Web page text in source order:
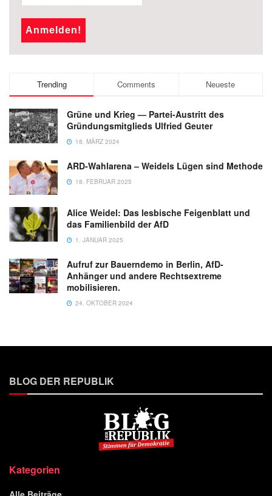
Trending Comments Neueste
Grüne und Krieg — Partei-Austritt des
Gründungsmitglieds Ulfried Geuter
18. MÄRZ 2024
ARD-Wahlarena – Weidels Lügen sind Methode
18. FEBRUAR 2025
Alice Weidel: Das lesbische Feigenblatt und
das Familienbild der AfD
1. JANUAR 2025
Aufruf zur Bauerndemo in Berlin, AfD-
Anhänger und andere Rechtsextreme
mobilisieren.
24. OKTOBER 2024
BLOG DER REPUBLIK
Kategorien